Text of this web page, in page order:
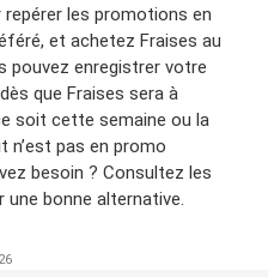
les promotions en
et achetez Fraises au
pouvez enregistrer votre
que Fraises sera à
soit cette semaine ou la
n’est pas en promo
besoin ? Consultez les
bonne alternative.